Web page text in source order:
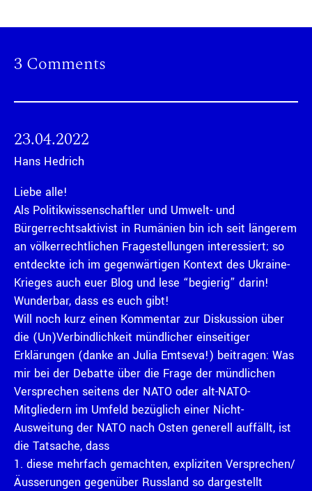
3 Comments
23.04.2022
Hans Hedrich
Liebe alle!
Als Politikwissenschaftler und Umwelt- und
Bürgerrechtsaktivist in Rumänien bin ich seit längerem
an völkerrechtlichen Fragestellungen interessiert; so
entdeckte ich im gegenwärtigen Kontext des Ukraine-
Krieges auch euer Blog und lese “begierig” darin!
Wunderbar, dass es euch gibt!
Will noch kurz einen Kommentar zur Diskussion über
die (Un)Verbindlichkeit mündlicher einseitiger
Erklärungen (danke an Julia Emtseva!) beitragen: Was
mir bei der Debatte über die Frage der mündlichen
Versprechen seitens der NATO oder alt-NATO-
Mitgliedern im Umfeld bezüglich einer Nicht-
Ausweitung der NATO nach Osten generell auffällt, ist
die Tatsache, dass
1. diese mehrfach gemachten, expliziten Versprechen/
Äusserungen gegenüber Russland so dargestellt